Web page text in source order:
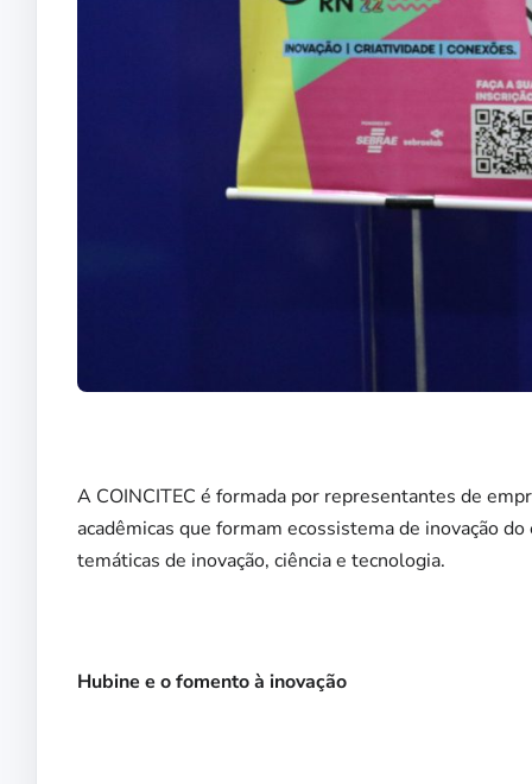
A COINCITEC é formada por representantes de
acadêmicas que formam ecossistema de inovação
temáticas de inovação, ciência e tecnologia.
Hubine e o fomento à inovação